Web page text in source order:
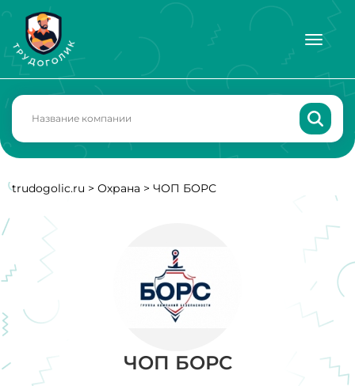
trudogolic.ru > Охрана > ЧОП БОРС
ЧОП БОРС